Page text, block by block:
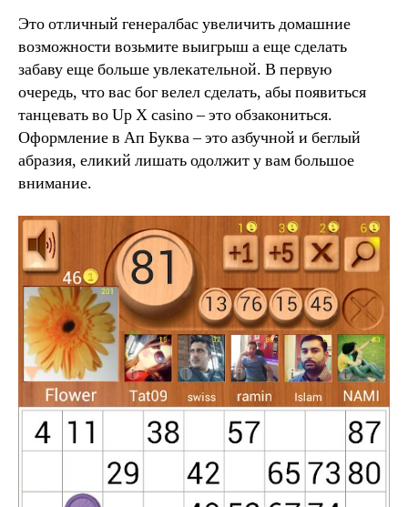
Это отличный генералбас увеличить домашние
возможности возьмите выигрыш а еще сделать
забаву еще больше увлекательной. В первую
очередь, что вас бог велел сделать, абы появиться
танцевать во Up X casino – это обзакониться.
Оформление в Ап Буква – это азбучной и беглый
абразия, еликий лишать одолжит у вам большое
внимание.